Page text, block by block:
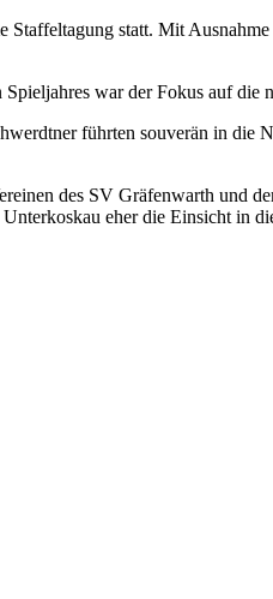
Staffeltagung statt. Mit
war der Fokus auf die
führten souverän in die
des SV Gräfenwarth und
eher die Einsicht in